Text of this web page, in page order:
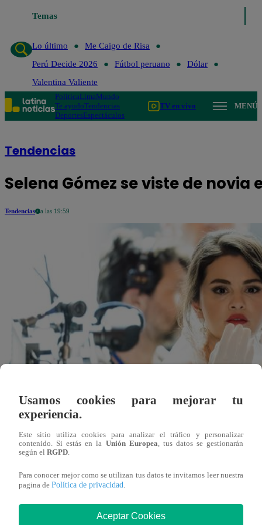
Temas
Lo último
Me Caigo de Risa
Perú Decide 2026
Fútbol peruano
Dólar
Valentina Valiente
PolíticaLimaMundo
Te ayudoTendencias
DeportesEspectáculos
TV en vivo MENÚ
Tendencias
Selena Gómez se viste de novia
Tendencias a las 19:59
23 de marzo 2023
Usamos cookies para mejorar tu
experiencia.
Este sitio utiliza cookies para analizar el tráfico y personalizar
contenido. Si estás en la Unión Europea , tus datos se gestionarán
según el RGPD
Para conocer mejor como se utilizan tus datos te invitamos leer nuestra
pagina de Política de privacidad
Aceptar Cookies